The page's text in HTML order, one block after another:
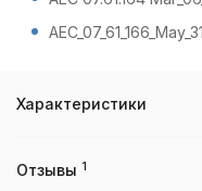
Характеристики
Отзывы 1